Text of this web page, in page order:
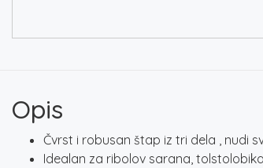
Opis
Čvrst i robusan štap iz tri dela , nudi
Idealan za ribolov sarana,